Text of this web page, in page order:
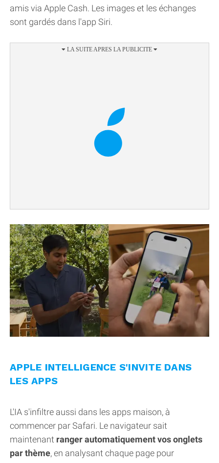
amis via Apple Cash. Les images et les échanges
sont gardés dans l'app Siri.
APPLE INTELLIGENCE S'INVITE DANS
LES APPS
L'IA s'infiltre aussi dans les apps maison, à
commencer par Safari. Le navigateur sait
maintenant ranger automatiquement vos onglets
par thème, en analysant chaque page pour